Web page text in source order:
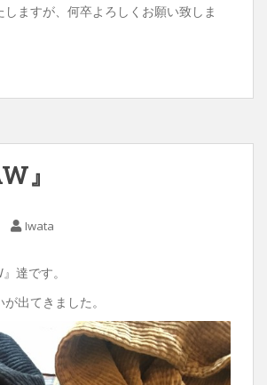
しますが、何卒よろしくお願い致しま
』
Iwata
達です。
出てきました。